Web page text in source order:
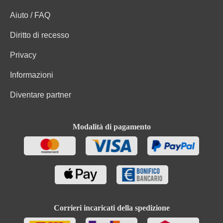
Aiuto / FAQ
Diritto di recesso
Privacy
Informazioni
Diventare partner
Modalità di pagamento
Corrieri incaricati della spedizione